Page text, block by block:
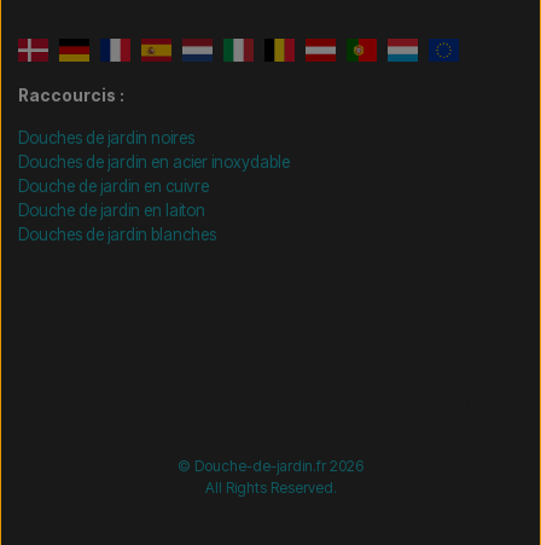
Raccourcis :
Douches de jardin noires
Douches de jardin en acier inoxydable
Douche de jardin en cuivre
Douche de jardin en laiton
Douches de jardin blanches
© Douche-de-jardin.fr 2026
All Rights Reserved.